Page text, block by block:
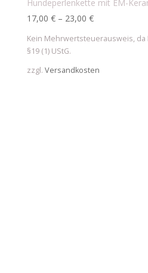
Hundeperlenkette mit EM-
17,00 €– 23,00 €
Kein Mehrwertsteuerausweis,
§19 (1) UStG.
zzgl. Versandkosten